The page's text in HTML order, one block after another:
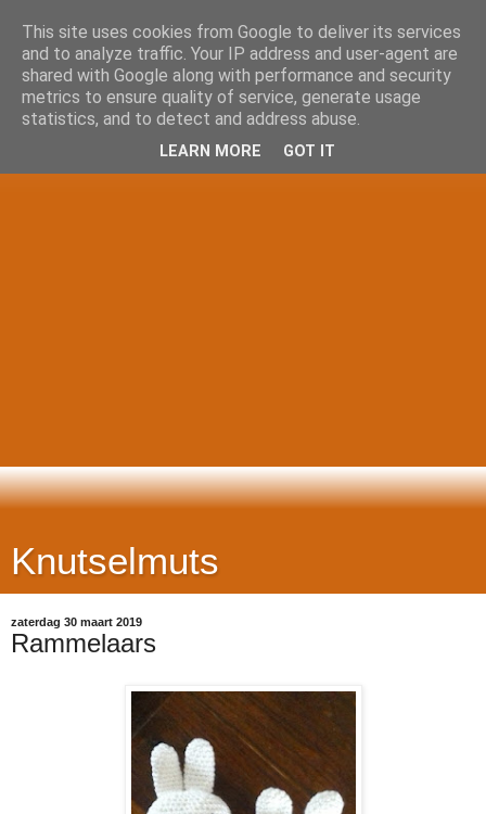
Knutselmuts
zaterdag 30 maart 2019
Rammelaars
This site uses cookies from Google to deliver its services
and to analyze traffic. Your IP address and user-agent are
shared with Google along with performance and security
metrics to ensure quality of service, generate usage
statistics, and to detect and address abuse.
LEARN MORE GOT IT